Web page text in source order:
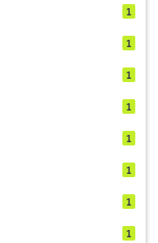
1
1
1
1
1
1
1
1